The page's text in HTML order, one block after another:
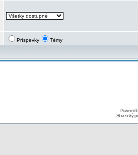
Príspevky Témy
Powered
Slovenský